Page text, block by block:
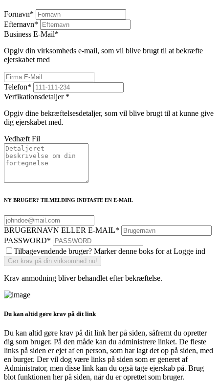
Fornavn*
Efternavn*
Business E-Mail*
Opgiv din virksomheds e-mail, som vil blive brugt til at bekræfte
ejerskabet med
Telefon*
Verfikationsdetaljer *
Opgiv dine bekræftelsesdetaljer, som vil blive brugt til at kunne give
dig ejerskabet med.
Vedhæft Fil
NY BRUGER? TILMELDING INDTASTE EN E-MAIL
BRUGERNAVN ELLER E-MAIL*
PASSWORD*
Tilbagevendende bruger? Marker denne boks for at Logge ind
Krav anmodning bliver behandlet efter bekræftelse.
Du kan altid gøre krav på dit link
Du kan altid gøre krav på dit link her på siden, såfremt du opretter
dig som bruger. På den måde kan du administrere linket. De fleste
links på siden er ejet af en person, som har lagt det op på siden, med
en burger. Der vil dog være links på siden som er generet af
Administrator, men disse link kan du også tage ejerskab på. Brug
blot funktionen her på siden, når du er oprettet som bruger.